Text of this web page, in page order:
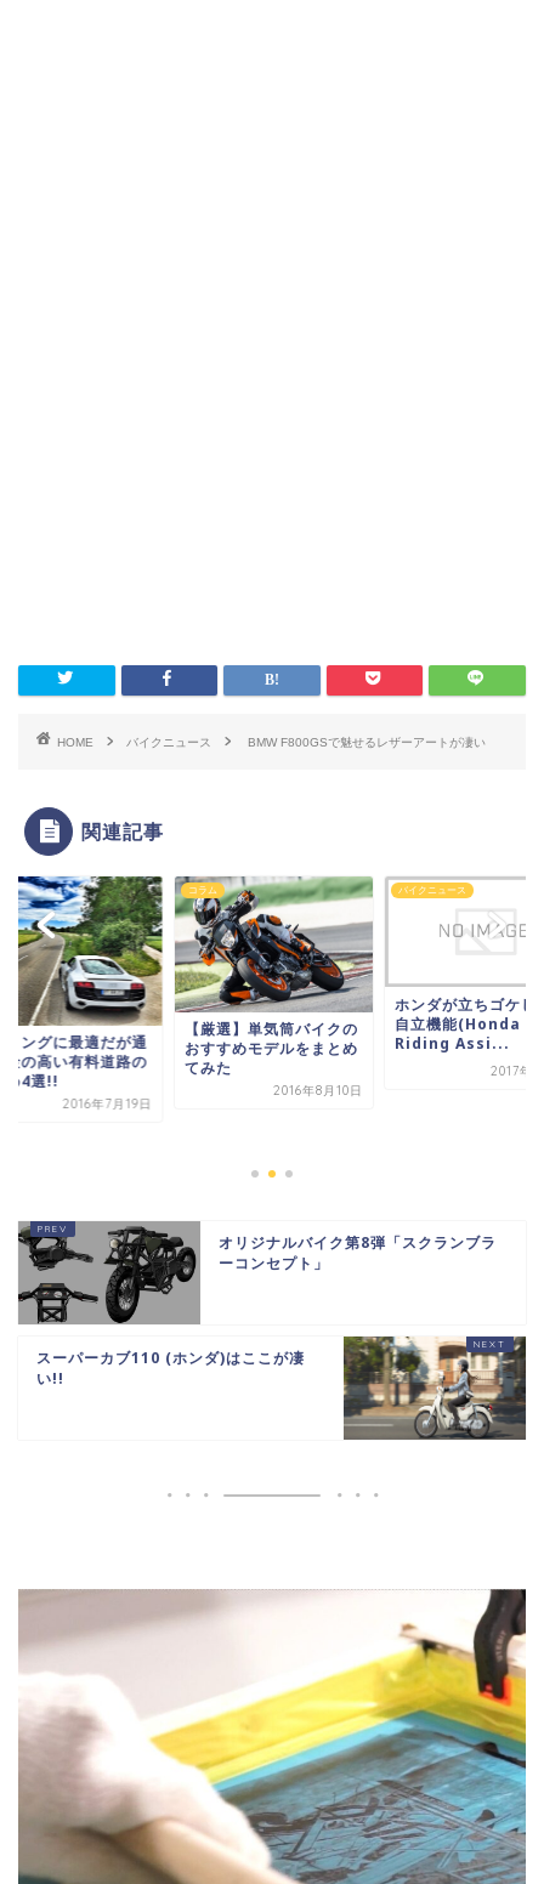
HOME バイクニュース BMW F800GSで魅せるレザーアートが凄い
関連記事
リングに最適だが通
金の高い有料道路の
め4選!!
2016年7月19日
コラム
【厳選】単気筒バイクの
おすすめモデルをまとめ
てみた
2016年8月10日
バイクニュース
ホンダが立ちゴケし
自立機能(Honda
Riding Assi...
2017年1
オリジナルバイク第8弾「スクランブラ
ーコンセプト」
スーパーカブ110 (ホンダ)はここが凄
い!!